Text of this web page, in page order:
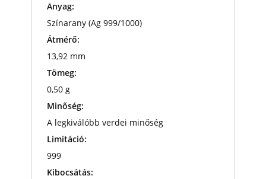
Anyag:
Színarany (Ag 999/1000)
Átmérő:
13,92 mm
Tömeg:
0,50 g
Minőség:
A legkiválóbb verdei minőség
Limitáció:
999
Kibocsátás: